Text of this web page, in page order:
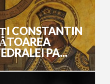
CONSTANTIN
PA...